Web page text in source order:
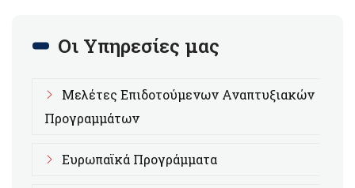
Οι Υπηρεσίες μας
Μελέτες Επιδοτούμενων Αναπτυξιακών
Προγραμμάτων
Ευρωπαϊκά Προγράμματα